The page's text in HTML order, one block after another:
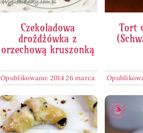
Czekoladowa
drożdżówka z
orzechową kruszonką
Opublikowano: 2014 26 marca
Tort